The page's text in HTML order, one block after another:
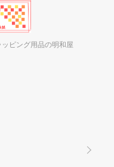
ピング用品の明和屋